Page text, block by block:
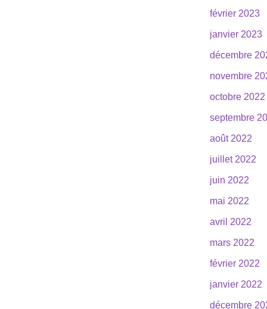
février 2023
janvier 2023
décembre
novembre
octobre 2022
septembre
août 2022
juillet 2022
juin 2022
mai 2022
avril 2022
mars 2022
février 2022
janvier 2022
décembre